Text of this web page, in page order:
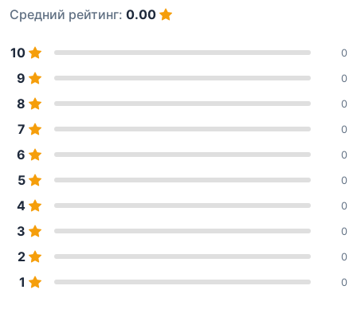
Средний рейтинг: 0.00
10 0
9 0
8 0
7 0
6 0
5 0
4 0
3 0
2 0
1 0